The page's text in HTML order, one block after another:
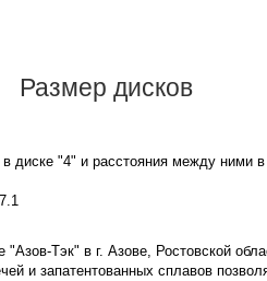
Размер дисков
в диске "4" и расстояния между ними
Тэк" в г. Азове, Ростовской
и запатентованных сплавов